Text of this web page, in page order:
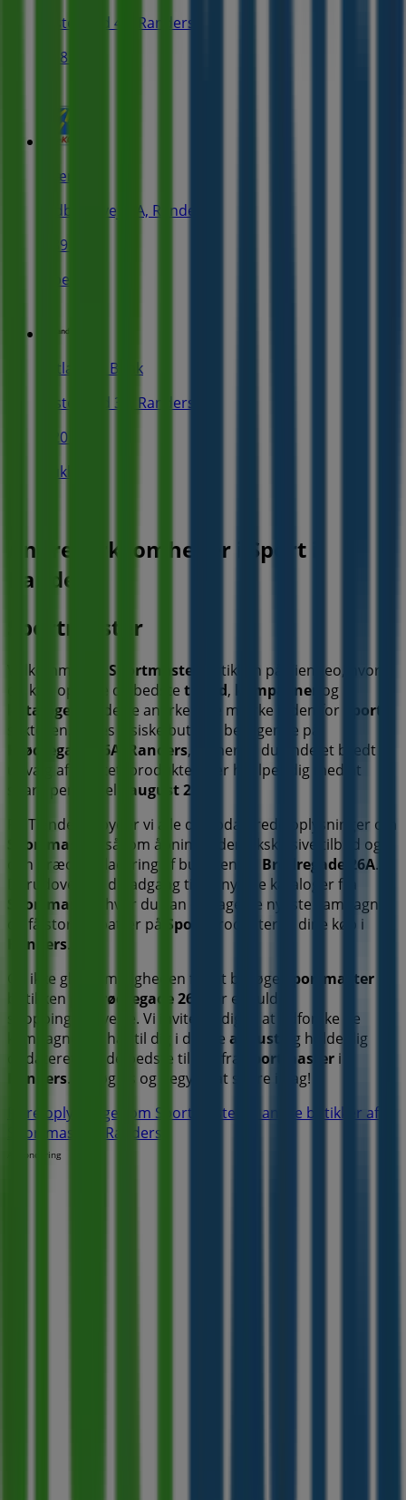
Østervold 47, Randers
538 m
NærKØB
Udbyhøjvej 3 A, Randers
539 m
Åben
Jutlander Bank
Østervold 31, Randers
620 m
Lukket
Andre virksomheder i Sport i
Randers
Sportmaster
Velkommen til Sportmaster
butikken på Tiendeo, hvor
du kan opdage de bedste tilbud, kampagner
og
kataloger
fra dette anerkendte mærke inden for
Sport
sektoren. Vores fysiske butik er beliggende på
Brødregade 26A
Randers, og her vil du finde et bredt
udvalg af kvalitetsprodukter, der hjælper dig med at
spare penge hele
august 2026
På Tiendeo tilbyder vi alle de opdaterede oplysninger om
Sportmaster
, såsom åbningstider, eksklusive tilbud og
den præcise placering af butikken på Brødregade 26A.
Derudover får du adgang til de nyeste kataloger fra
Sportmaster
, hvor du kan opdage de nyeste kampagner
og få store rabatter på
Sport
produkter til dine køb i
Randers.
Gå ikke glip af muligheden for at besøge
Sportmaster
butikken på
Brødregade 26A
for en fuld
shoppingoplevelse. Vi inviterer dig til at udforske de
kampagner, vi har til dig i denne august
og holde dig
opdateret om de bedste tilbud fra
Sportmaster i
Randers. Besøg os og begynd at spare i dag!
Flere oplysninger om Sportmaster
Se andre butikker af
Sportmaster i Randers
Annoncering